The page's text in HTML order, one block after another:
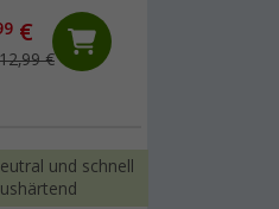
€
€
und schnell